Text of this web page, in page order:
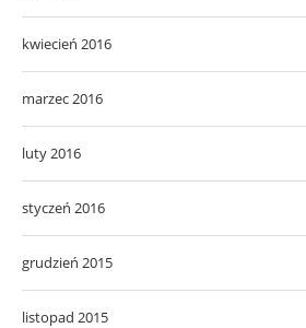
kwiecień 2016
marzec 2016
luty 2016
styczeń 2016
grudzień 2015
listopad 2015